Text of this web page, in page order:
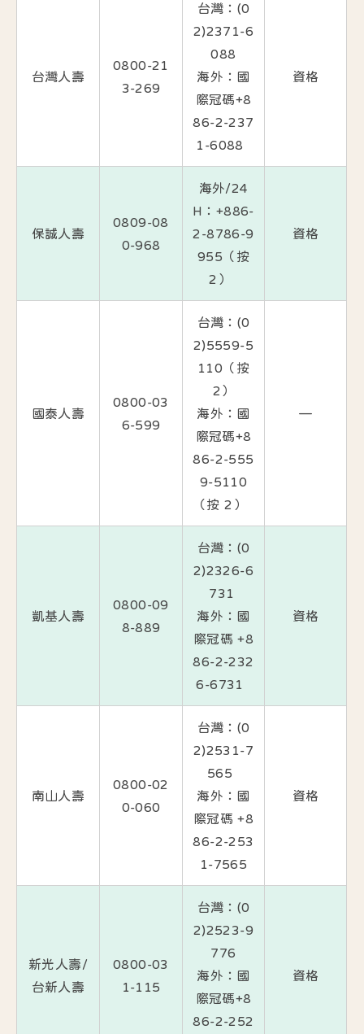
台灣人壽
0800-21
3-269
台灣：(0
2)2371-6
088
海外：國
際冠碼+8
86-2-237
1-6088
資格
保誠人壽
0809-08
0-968
海外/24
H：+886-
2-8786-9
955（按
2）
資格
國泰人壽
0800-03
6-599
台灣：(0
2)5559-5
110（按
2）
海外：國
際冠碼+8
86-2-555
9-5110
（按 2）
—
凱基人壽
0800-09
8-889
台灣：(0
2)2326-6
731
海外：國
際冠碼 +8
86-2-232
6-6731
資格
南山人壽
0800-02
0-060
台灣：(0
2)2531-7
565
海外：國
際冠碼 +8
86-2-253
1-7565
資格
新光人壽/
台新人壽
0800-03
1-115
台灣：(0
2)2523-9
776
海外：國
際冠碼+8
86-2-252
資格